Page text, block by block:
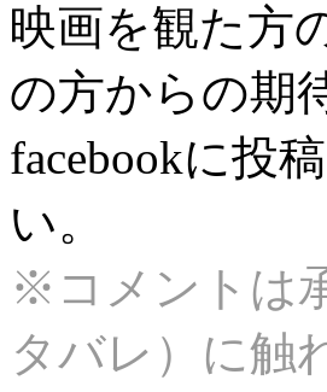
映画を観た方
の方からの期
facebookに投
い。
※コメントは
タバレ）に触